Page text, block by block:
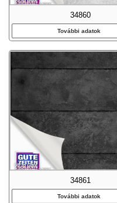
34860
További adatok
34861
További adatok